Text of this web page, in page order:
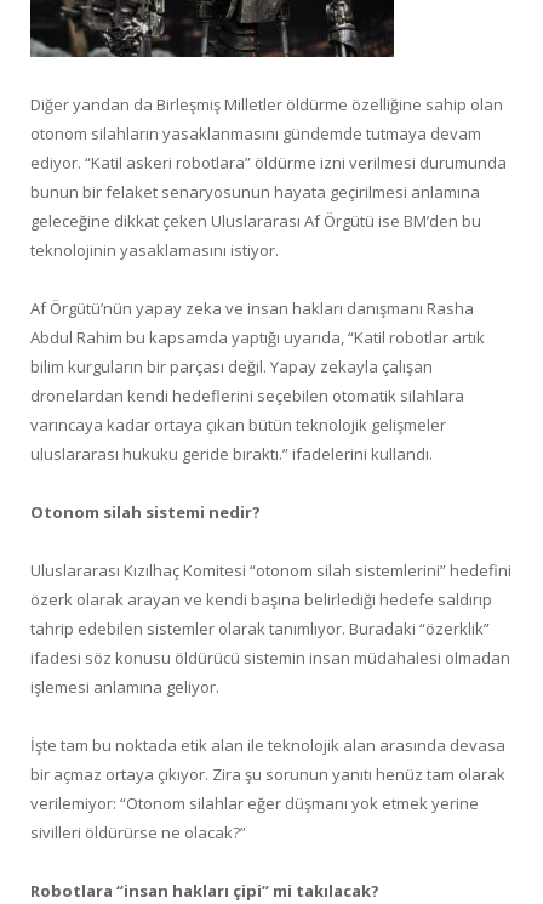
Diğer yandan da Birleşmiş Milletler öldürme özelliğine sahip olan
otonom silahların yasaklanmasını gündemde tutmaya devam
ediyor. “Katil askeri robotlara” öldürme izni verilmesi durumunda
bunun bir felaket senaryosunun hayata geçirilmesi anlamına
geleceğine dikkat çeken Uluslararası Af Örgütü ise BM’den bu
teknolojinin yasaklamasını istiyor.
Af Örgütü’nün yapay zeka ve insan hakları danışmanı Rasha
Abdul Rahim bu kapsamda yaptığı uyarıda, “Katil robotlar artık
bilim kurguların bir parçası değil. Yapay zekayla çalışan
dronelardan kendi hedeflerini seçebilen otomatik silahlara
varıncaya kadar ortaya çıkan bütün teknolojik gelişmeler
uluslararası hukuku geride bıraktı.” ifadelerini kullandı.
Otonom silah sistemi nedir?
Uluslararası Kızılhaç Komitesi “otonom silah sistemlerini” hedefini
özerk olarak arayan ve kendi başına belirlediği hedefe saldırıp
tahrip edebilen sistemler olarak tanımlıyor. Buradaki “özerklik”
ifadesi söz konusu öldürücü sistemin insan müdahalesi olmadan
işlemesi anlamına geliyor.
İşte tam bu noktada etik alan ile teknolojik alan arasında devasa
bir açmaz ortaya çıkıyor. Zira şu sorunun yanıtı henüz tam olarak
verilemiyor: “Otonom silahlar eğer düşmanı yok etmek yerine
sivilleri öldürürse ne olacak?”
Robotlara “insan hakları çipi” mi takılacak?